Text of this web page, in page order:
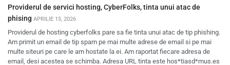
Providerul de servici hosting, CyberFolks, tinta unui atac de
phising APRILIE 15, 2026
Providerul de hosting cyberfolks pare sa fie tinta unui atac de tip phishing.
Am primit un email de tip spam pe mai multe adrese de email si pe mai
multe siteuri pe care le am hostate la ei. Am raportat fiecare adresa de
email, desi acestea se schimba. Adresa URL tinta este hos*tiasd*mus.es